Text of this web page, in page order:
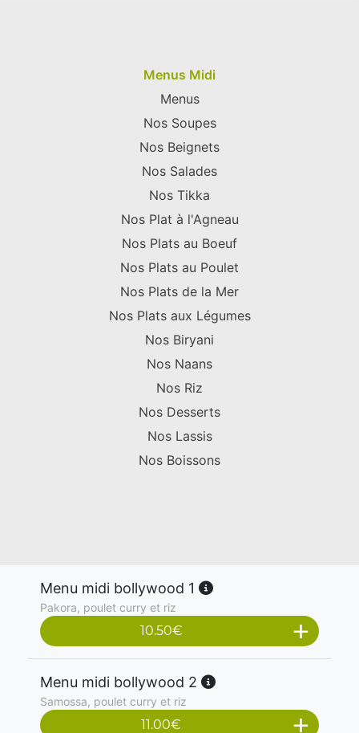
Menus Midi
Menus
Nos Soupes
Nos Beignets
Nos Salades
Nos Tikka
Nos Plat à l'Agneau
Nos Plats au Boeuf
Nos Plats au Poulet
Nos Plats de la Mer
Nos Plats aux Légumes
Nos Biryani
Nos Naans
Nos Riz
Nos Desserts
Nos Lassis
Nos Boissons
Menu midi bollywood 1
Pakora, poulet curry et riz
10.50€
Menu midi bollywood 2
Samossa, poulet curry et riz
11.00€